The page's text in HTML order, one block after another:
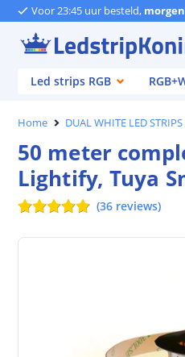
Voor 23:45 uur besteld,
Led strips RGB
Home DUAL WHITE LED STRIPS
50 meter
Lightify, Tuya
(36 reviews)